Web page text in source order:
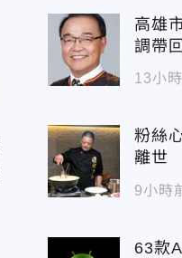
高雄
調帶
13小
粉絲
離世
9小時
63款